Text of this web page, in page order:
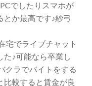
でしたりスマホが
とか最高です♪紗弓
宅でライブチャット
♪可能なら卒業し
クラでバイトをする
較すると賃金が良